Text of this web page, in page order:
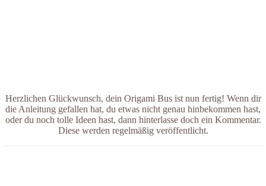
Herzlichen Glückwunsch, dein Origami Bus ist nun fertig! Wenn dir
die Anleitung gefallen hat, du etwas nicht genau hinbekommen hast,
oder du noch tolle Ideen hast, dann hinterlasse doch ein Kommentar.
Diese werden regelmäßig veröffentlicht.